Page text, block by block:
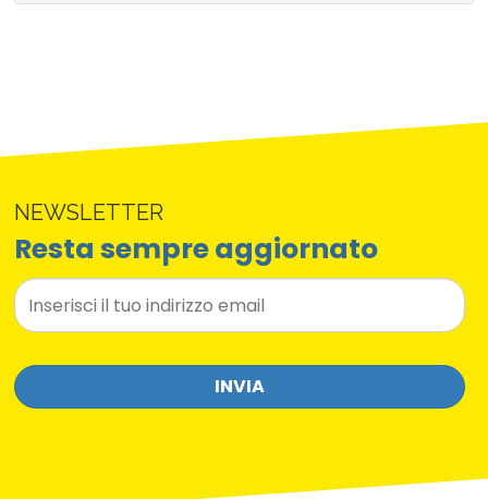
NEWSLETTER
Resta sempre aggiornato